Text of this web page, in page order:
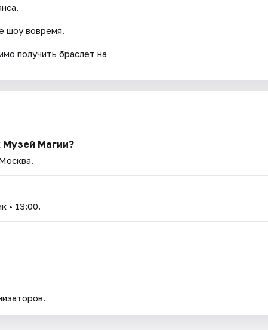
шоу вовремя.
получить браслет на
Музей Магии?
• 13:00.